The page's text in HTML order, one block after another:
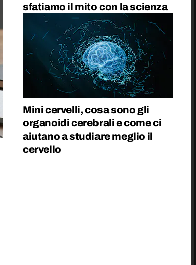
sfatiamo il mito con la scienza
Mini cervelli, cosa sono gli
organoidi cerebrali e come ci
aiutano a studiare meglio il
cervello